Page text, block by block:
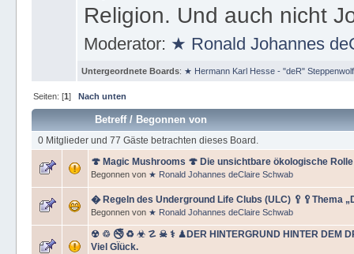
Religion. Und auch nicht
Moderator: ★ Ronald Johannes
Untergeordnete Boards: ★ Hermann Karl Hesse - "deR" Steppenwolf
Seiten: [1] Nach unten
Betreff/ Begonnen von
0 Mitglieder und 77 Gäste betrachten dieses Board.
🍄 Magic Mushrooms 🍄 Die unsichtbare ökologische
Begonnen von ★ Ronald Johannes deClaire Schwab
� Regeln des Underground Life Clubs (ULC) 🥄🥄Thema
Begonnen von ★ Ronald Johannes deClaire Schwab
☢ ♲ 🚭 ♻ ☣ ☡ ☠ ⚕ ♟DER HINTERGRUND HINTER DEM
Viel GÏück.